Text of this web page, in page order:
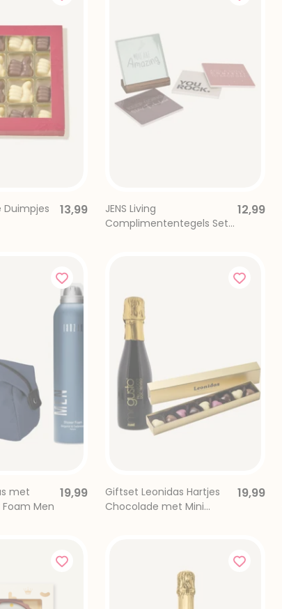
Duimpjes 13,99
JENS Living
Complimententegels Set
12,99
met
Foam Men
19,99
Giftset Leonidas Hartjes
Chocolade met Mini
19,99